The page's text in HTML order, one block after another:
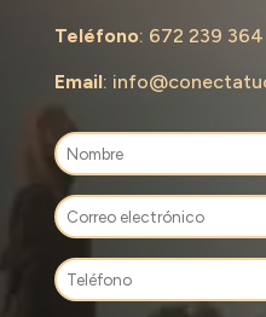
Teléfono: 672 239 364
Email: